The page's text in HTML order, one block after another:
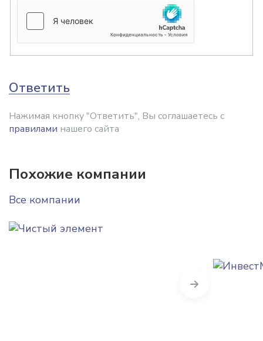
Ответить
Нажимая кнопку "Ответить", Вы соглашаетесь с
правилами нашего сайта
Похожие компании
Все компании